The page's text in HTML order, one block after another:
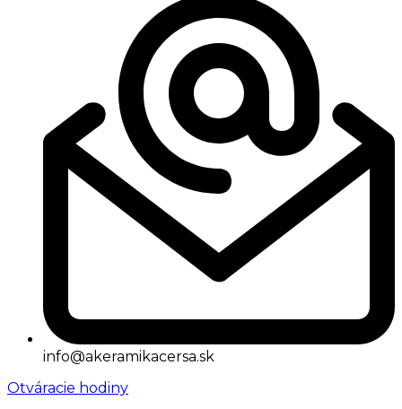
info@akeramikacersa.sk
Otváracie hodiny